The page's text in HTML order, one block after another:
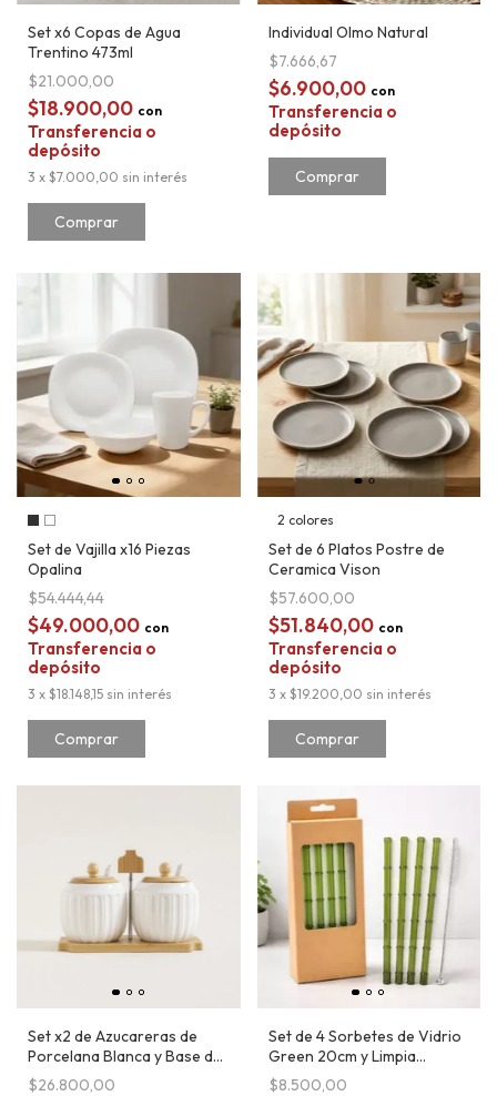
Set x6 Copas de Agua
Trentino 473ml
$21.000,00
$18.900,00 con
Transferencia o
depósito
3 x $7.000,00 sin interés
Individual Olmo Natural
$7.666,67
$6.900,00 con
Transferencia o
depósito
Set de Vajilla x16 Piezas
Opalina
$54.444,44
$49.000,00 con
Transferencia o
depósito
3 x $18.148,15 sin interés
Comprar
2 colores
Set de 6 Platos Postre de
Ceramica Vison
$57.600,00
$51.840,00 con
Transferencia o
depósito
3 x $19.200,00 sin interés
Comprar
Set x2 de Azucareras de
Porcelana Blanca y Base de
Bambu
$26.800,00
Set de 4 Sorbetes de Vidrio
Green 20cm y Limpia
Sorbete
$8.500,00